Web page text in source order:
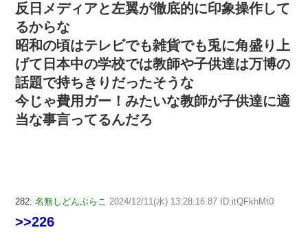
反日メディアと左翼が徹底的に印象操作して
るからな
昭和の頃はテレビでも雑貨でも兎に角盛り上
げて日本中の学校では教師や子供達は万博の
話題で持ちきりだったそうな
今じゃ費用ガー！みたいな教師が子供達に適
当な事言ってるんだろ
282: 名無しどんぶらこ 2024/12/11(水) 13:28:16.87 ID:itQFkhMt0
>>226